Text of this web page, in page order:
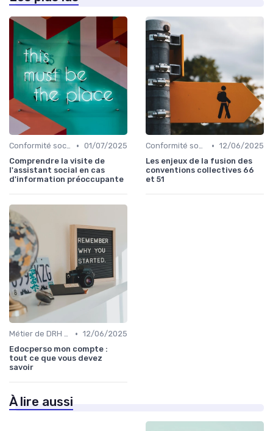
Conformité sociale & droit du travail • 01/07/2025
Comprendre la visite de
l'assistant social en cas
d'information préoccupante
Conformité sociale & droit du travail • 12/06/2025
Les enjeux de la fusion des
conventions collectives 66
et 51
Métier de DRH & responsabilités • 12/06/2025
Edocperso mon compte :
tout ce que vous devez
savoir
À lire aussi